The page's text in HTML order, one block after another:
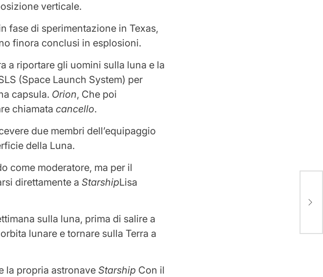
verticale.
fase di sperimentazione in Texas,
finora conclusi in esplosioni.
a riportare gli uomini sulla luna e la
(Space Launch System) per
capsula. Orion, Che poi
chiamata cancello.
due membri dell’equipaggio
della Luna.
come moderatore, ma per il
direttamente aStarshipLisa
sulla luna, prima di salire a
lunare e tornare sulla Terra a
la propria astronaveStarship Con il
lo